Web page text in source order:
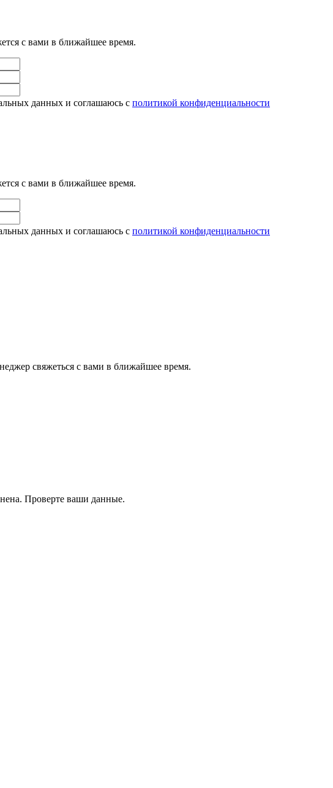
с вами в ближайшее время.
данных и соглашаюсь с политикой конфиденциальности
с вами в ближайшее время.
данных и соглашаюсь с политикой конфиденциальности
свяжеться с вами в ближайшее время.
Проверте ваши данные.